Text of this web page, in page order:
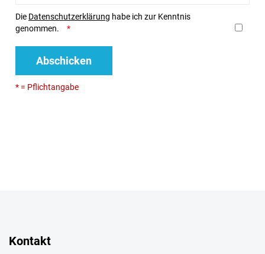
Die Datenschutzerklärung habe ich zur Kenntnis
genommen.
Abschicken
* = Pflichtangabe
Kontakt